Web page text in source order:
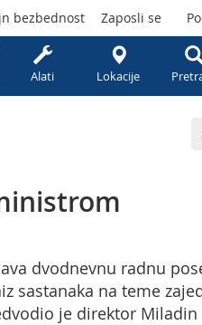
Alati Lokacije
bezbednost Zaposli se
dvodnevnu radnu
sastanaka na teme
je direktor Miladin